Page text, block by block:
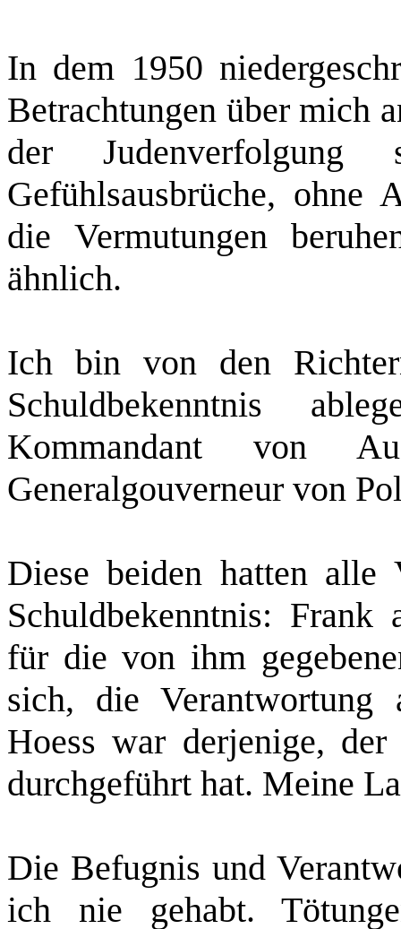
In dem 1950
Betrachtungen über mich
der
Gefühlsausbrüche, ohne
die Vermutungen
ähnlich.
Ich bin von den
Schuldbekenntnis
Kommandant von
Generalgouverneur von
Diese beiden hatten alle
Schuldbekenntnis: Frank
für die von ihm
sich, die Verantwortung
Hoess war derjenige,
durchgeführt hat. Meine
Die Befugnis und
ich nie gehabt.